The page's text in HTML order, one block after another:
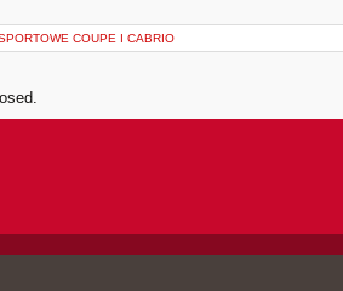
COUPE I CABRIO